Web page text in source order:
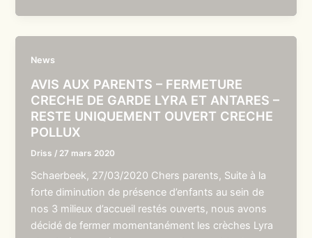
News
AVIS AUX PARENTS – FERMETURE
CRECHE DE GARDE LYRA ET ANTARES –
RESTE UNIQUEMENT OUVERT CRECHE
POLLUX
Driss / 27 mars 2020
Schaerbeek, 27/03/2020 Chers parents, Suite à la
forte diminution de présence d’enfants au sein de
nos 3 milieux d’accueil restés ouverts, nous avons
décidé de fermer momentanément les crèches Lyra